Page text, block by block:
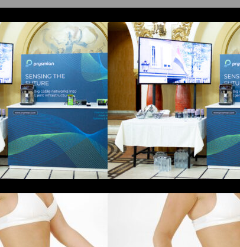
aduce la COMM26
de sensing si Digital
pentru monitorizarea in
a infrastrucrutilor critice
Wegovy® generează o
în greutate de până la
femei în perioada
și reduce la jumătate
migrene
Prysmian aduce
tehnologii de
Energy pentru
timp real a
Tratamentul
scădere în
22,6% la femei în
menopauzei și
riscul de migrene